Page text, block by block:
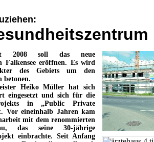
2008 soll das neue
Falkensee eröffnen. Es wird
des Gebiets um den
betonen.
Heiko Müller hat sich
eingesetzt und sich für die
in „Public Private
Vor eineinhalb Jahren kam
mit dem renommierten
das seine 30-jährige
einbrachte. Seit Anfang